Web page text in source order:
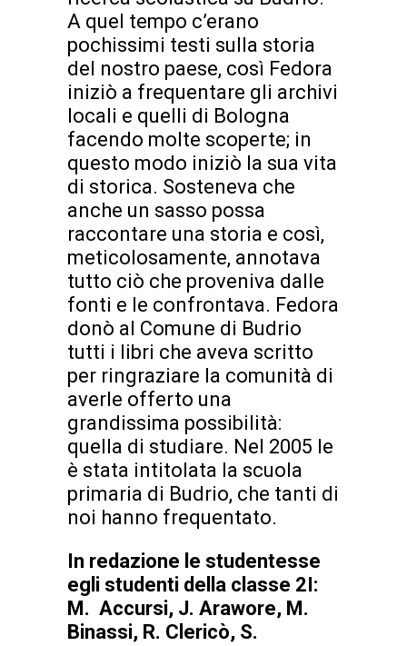
A quel tempo c’erano
pochissimi testi sulla storia
del nostro paese, così Fedora
iniziò a frequentare gli archivi
locali e quelli di Bologna
facendo molte scoperte; in
questo modo iniziò la sua vita
di storica. Sosteneva che
anche un sasso possa
raccontare una storia e così,
meticolosamente, annotava
tutto ciò che proveniva dalle
fonti e le confrontava. Fedora
donò al Comune di Budrio
tutti i libri che aveva scritto
per ringraziare la comunità di
averle offerto una
grandissima possibilità:
quella di studiare. Nel 2005 le
è stata intitolata la scuola
primaria di Budrio, che tanti di
noi hanno frequentato.
In redazione le studentesse
egli studenti della classe 2I:
M. Accursi, J. Arawore, M.
Binassi, R. Clericò, S.